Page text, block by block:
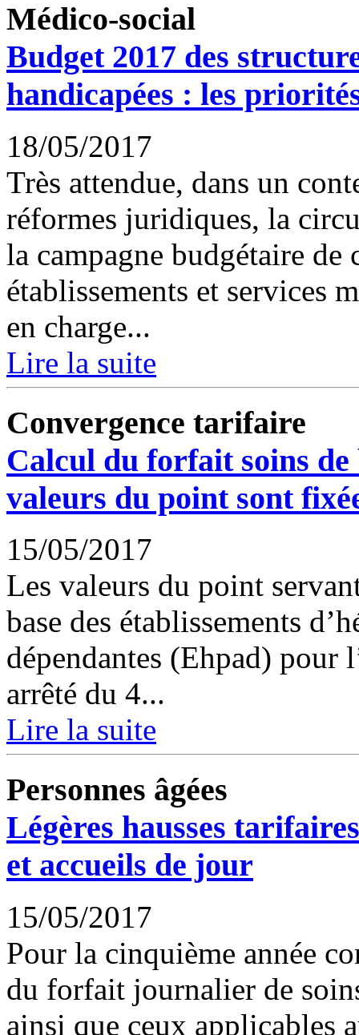
Médico-social
Budget 2017 des
handicapées : les
18/05/2017
Très attendue, dans un
réformes juridiques, la
la campagne budgétaire de
établissements et services
en charge...
Lire la suite
Convergence tarifaire
Calcul du forfait soins de
valeurs du point sont
15/05/2017
Les valeurs du point
base des établissements
dépendantes (Ehpad) pour
arrêté du 4...
Lire la suite
Personnes âgées
Légères hausses
et accueils de jour
15/05/2017
Pour la cinquième année
du forfait journalier de
ainsi que ceux applicables